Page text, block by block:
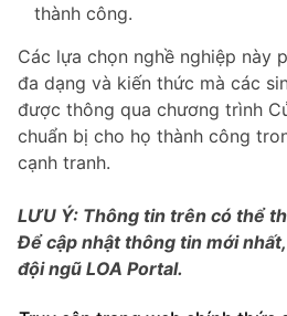
thành công.
Các lựa chọn nghề nghiệp này
đa dạng và kiến thức mà các
được thông qua chương trình
chuẩn bị cho họ thành công
cạnh tranh.
LƯU Ý: Thông tin trên có thể
Để cập nhật thông tin mới
đội ngũ LOA Portal.